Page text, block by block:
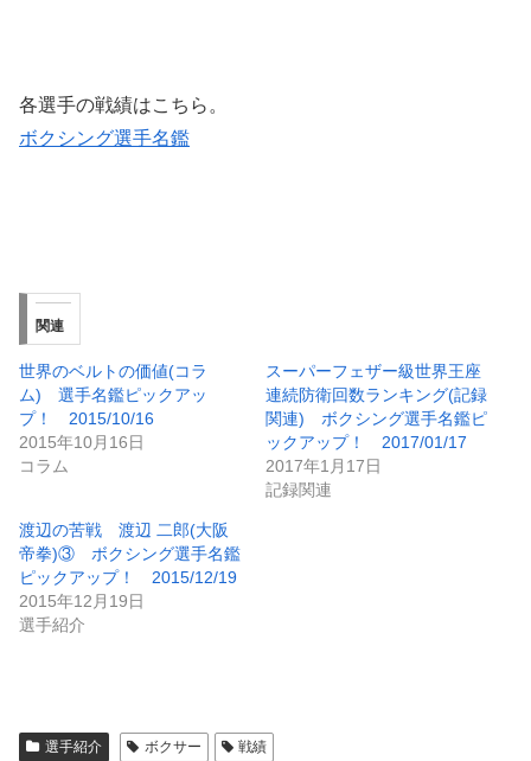
各選手の戦績はこちら。
ボクシング選手名鑑
関連
世界のベルトの価値(コラ
ム) 選手名鑑ピックアッ
プ！ 2015/10/16
2015年10月16日
コラム
スーパーフェザー級世界王座
連続防衛回数ランキング(記録
関連) ボクシング選手名鑑ピ
ックアップ！ 2017/01/17
2017年1月17日
記録関連
渡辺の苦戦 渡辺 二郎(大阪
帝拳)③ ボクシング選手名鑑
ピックアップ！ 2015/12/19
2015年12月19日
選手紹介
選手紹介 ボクサー 戦績